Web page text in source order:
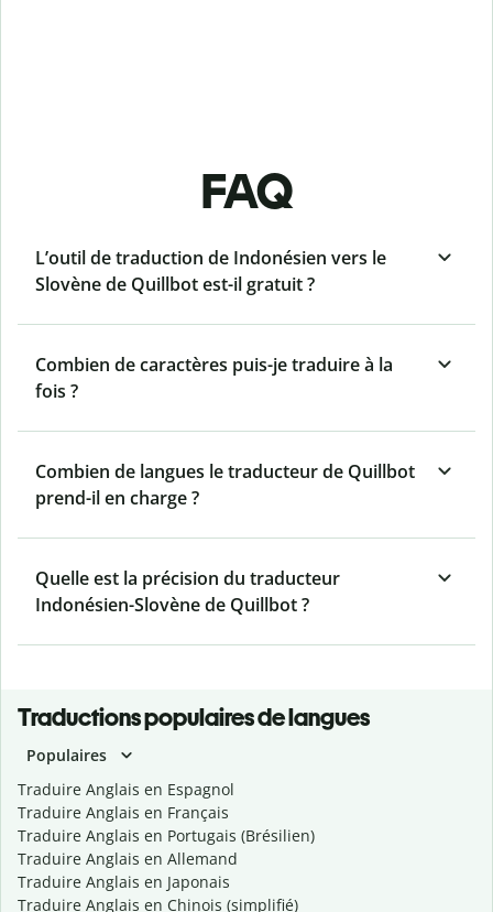
FAQ
L’outil de traduction de Indonésien vers le
Slovène de Quillbot est-il gratuit ?
Combien de caractères puis-je traduire à la
fois ?
Combien de langues le traducteur de Quillbot
prend-il en charge ?
Quelle est la précision du traducteur
Indonésien-Slovène de Quillbot ?
Traductions populaires de langues
Populaires
Traduire Anglais en Espagnol
Traduire Anglais en Français
Traduire Anglais en Portugais (Brésilien)
Traduire Anglais en Allemand
Traduire Anglais en Japonais
Traduire Anglais en Chinois (simplifié)